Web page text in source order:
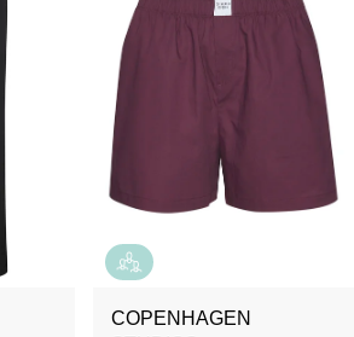
COPENHAGEN